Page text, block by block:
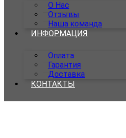
О Нас
Отзывы
Наша команда
ИНФОРМАЦИЯ
Оплата
Гарантия
Доставка
КОНТАКТЫ